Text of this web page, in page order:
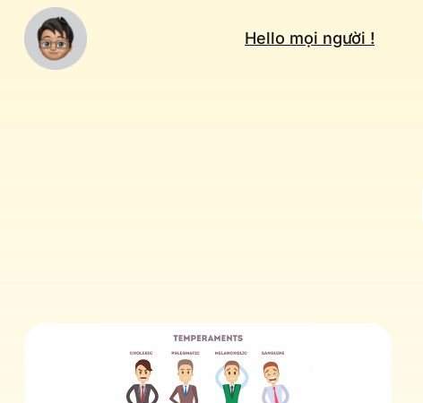
Hello mọi người !